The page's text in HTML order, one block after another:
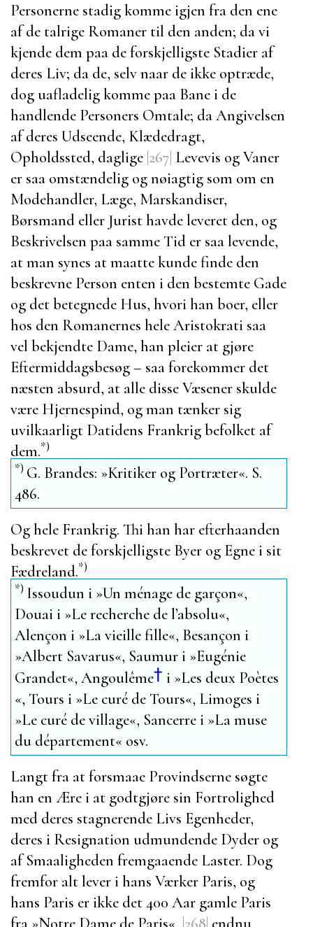
Personerne stadig komme igjen fra den ene
af de talrige Romaner til den anden; da vi
kjende dem paa de forskjelligste Stadier af
deres Liv; da de, selv naar de ikke optræde,
dog uafladelig komme paa Bane i de
handlende Personers Omtale; da Angivelsen
af deres Udseende, Klædedragt,
Opholdssted, daglige |267| Levevis og Vaner
er saa omstændelig og nøiagtig som om en
Modehandler, Læge, Marskandiser,
Børsmand eller Jurist havde leveret den, og
Beskrivelsen paa samme Tid er saa levende,
at man synes at maatte kunde finde den
beskrevne Person enten i den bestemte Gade
og det betegnede Hus, hvori han boer, eller
hos den Romanernes hele Aristokrati saa
vel bekjendte Dame, han pleier at gjøre
Eftermiddagsbesøg – saa forekommer det
næsten absurd, at alle disse Væsener skulde
være Hjernespind, og man tænker sig
uvilkaarligt Datidens Frankrig befolket af
dem.*)
*) G. Brandes: »Kritiker og Portræter«. S.
486.
Og hele Frankrig. Thi han har efterhaanden
beskrevet de forskjelligste Byer og Egne i sit
Fædreland.*)
*) Issoudun i »Un ménage de garçon«,
Douaii »Le recherche de l’absolu«,
Alençon i »La vieille fille«, Besançon i
»Albert Savarus«, Saumuri »Eugénie
Grandet«, Angoulême† i »Les deux Poètes
«, Tours i »Le curé de Tours«, Limoges i
»Le curé de village«, Sancerrei »La muse
du département« osv.
Langt fra at forsmaae Provindserne søgte
han en Ære i at godtgjøre sin Fortrolighed
med deres stagnerende Livs Egenheder,
deres i Resignation udmundende Dyder og
af Smaaligheden fremgaaende Laster. Dog
fremfor alt lever i hans Værker Paris, og
hans Paris er ikke det 400 Aar gamle Paris
fra »Notre Dame de Paris«, |268| endnu